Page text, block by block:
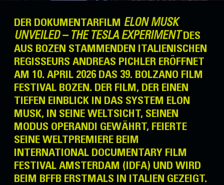
DER DOKUMENTARFILM ELON MUSK
UNVEILED – THE TESLA EXPERIMENTDES
AUS BOZEN STAMMENDEN ITALIENISCHEN
REGISSEURS ANDREAS PICHLER ERÖFFNET
AM 10. APRIL 2026 DAS 39. BOLZANO FILM
FESTIVAL BOZEN. DER FILM, DER EINEN
TIEFEN EINBLICK IN DAS SYSTEM ELON
MUSK, IN SEINE WELTSICHT, SEINEN
MODUS OPERANDI GEWÄHRT, FEIERTE
SEINE WELTPREMIERE BEIM
INTERNATIONAL DOCUMENTARY FILM
FESTIVAL AMSTERDAM (IDFA) UND WIRD
BEIM BFFB ERSTMALS IN ITALIEN GEZEIGT.